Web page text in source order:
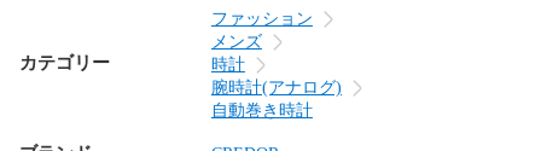
カテゴリー
ファッション
メンズ
時計
腕時計(アナログ)
自動巻き時計